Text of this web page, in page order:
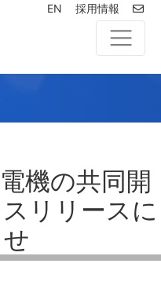
EN 採用情報
機の共同開
リリースに